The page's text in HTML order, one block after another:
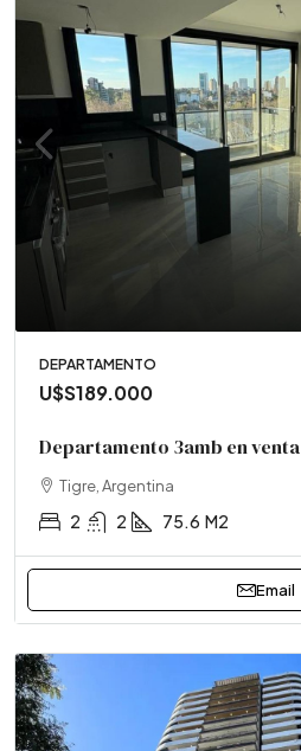
DEPARTAMENTO
U$S189.000
Departamento 3amb en venta
Tigre, Argentina
2 2 75.6 M2
Email